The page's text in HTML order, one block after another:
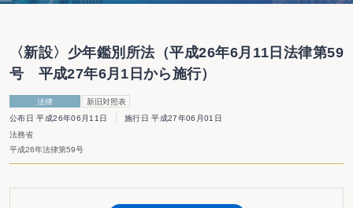
〈新設〉少年鑑別所法（平成26年6月11日法律第59
号 平成27年6月1日から施行）
法律
新旧対照表
公布日 平成26年06月11日
施行日 平成27年06月01日
法務省
平成26年法律第59号